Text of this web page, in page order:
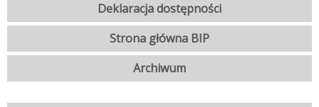
Deklaracja dostępności
Strona główna BIP
Archiwum